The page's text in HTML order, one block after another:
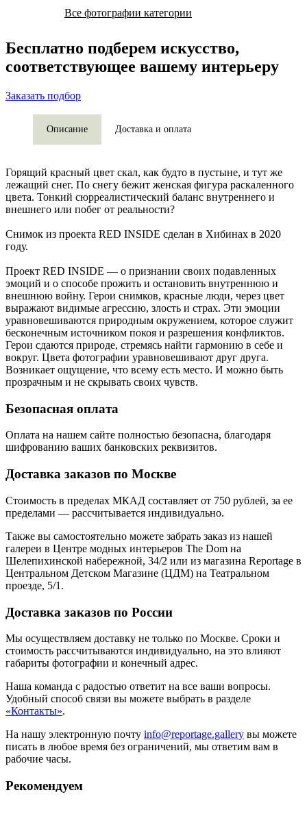
Все фотографии категории
Бесплатно подберем искусство,
соответствующее вашему интерьеру
Заказать подбор
Описание Доставка и оплата
Горящий красный цвет скал, как будто в пустыне, и тут же
лежащий снег. По снегу бежит женская фигура раскаленного
цвета. Тонкий сюрреалистический баланс внутреннего и
внешнего или побег от реальности?
Снимок из проекта RED INSIDE сделан в Хибинах в 2020
году.
Проект RED INSIDE — о признании своих подавленных
эмоций и о способе прожить и остановить внутреннюю и
внешнюю войну. Герои снимков, красные люди, через цвет
выражают видимые агрессию, злость и страх. Эти эмоции
уравновешиваются природным окружением, которое служит
бесконечным источником покоя и разрешения конфликтов.
Герои сдаются природе, стремясь найти гармонию в себе и
вокруг. Цвета фотографии уравновешивают друг друга.
Возникает ощущение, что всему есть место. И можно быть
прозрачным и не скрывать своих чувств.
Безопасная оплата
Оплата на нашем сайте полностью безопасна, благодаря
шифрованию ваших банковских реквизитов.
Доставка заказов по Москве
Стоимость в пределах МКАД составляет от 750 рублей, за ее
пределами — рассчитывается индивидуально.
Также вы самостоятельно можете забрать заказ из нашей
галереи в Центре модных интерьеров The Dom на
Шелепихинской набережной, 34/2 или из магазина Reportage в
Центральном Детском Магазине (ЦДМ) на Театральном
проезде, 5/1.
Доставка заказов по России
Мы осуществляем доставку не только по Москве. Сроки и
стоимость рассчитываются индивидуально, на это влияют
габариты фотографии и конечный адрес.
Наша команда с радостью ответит на все ваши вопросы.
Удобный способ связи вы можете выбрать в разделе
«Контакты».
На нашу электронную почту info@reportage.gallery вы можете
писать в любое время без ограничений, мы ответим вам в
рабочие часы.
Рекомендуем